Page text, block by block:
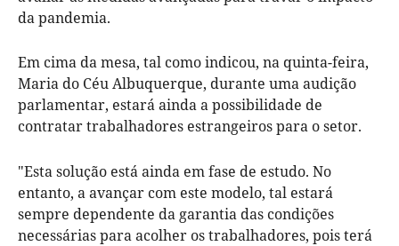
da pandemia.
Em cima da mesa, tal como indicou, na quinta-feira,
Maria do Céu Albuquerque, durante uma audição
parlamentar, estará ainda a possibilidade de
contratar trabalhadores estrangeiros para o setor.
"Esta solução está ainda em fase de estudo. No
entanto, a avançar com este modelo, tal estará
sempre dependente da garantia das condições
necessárias para acolher os trabalhadores, pois terá